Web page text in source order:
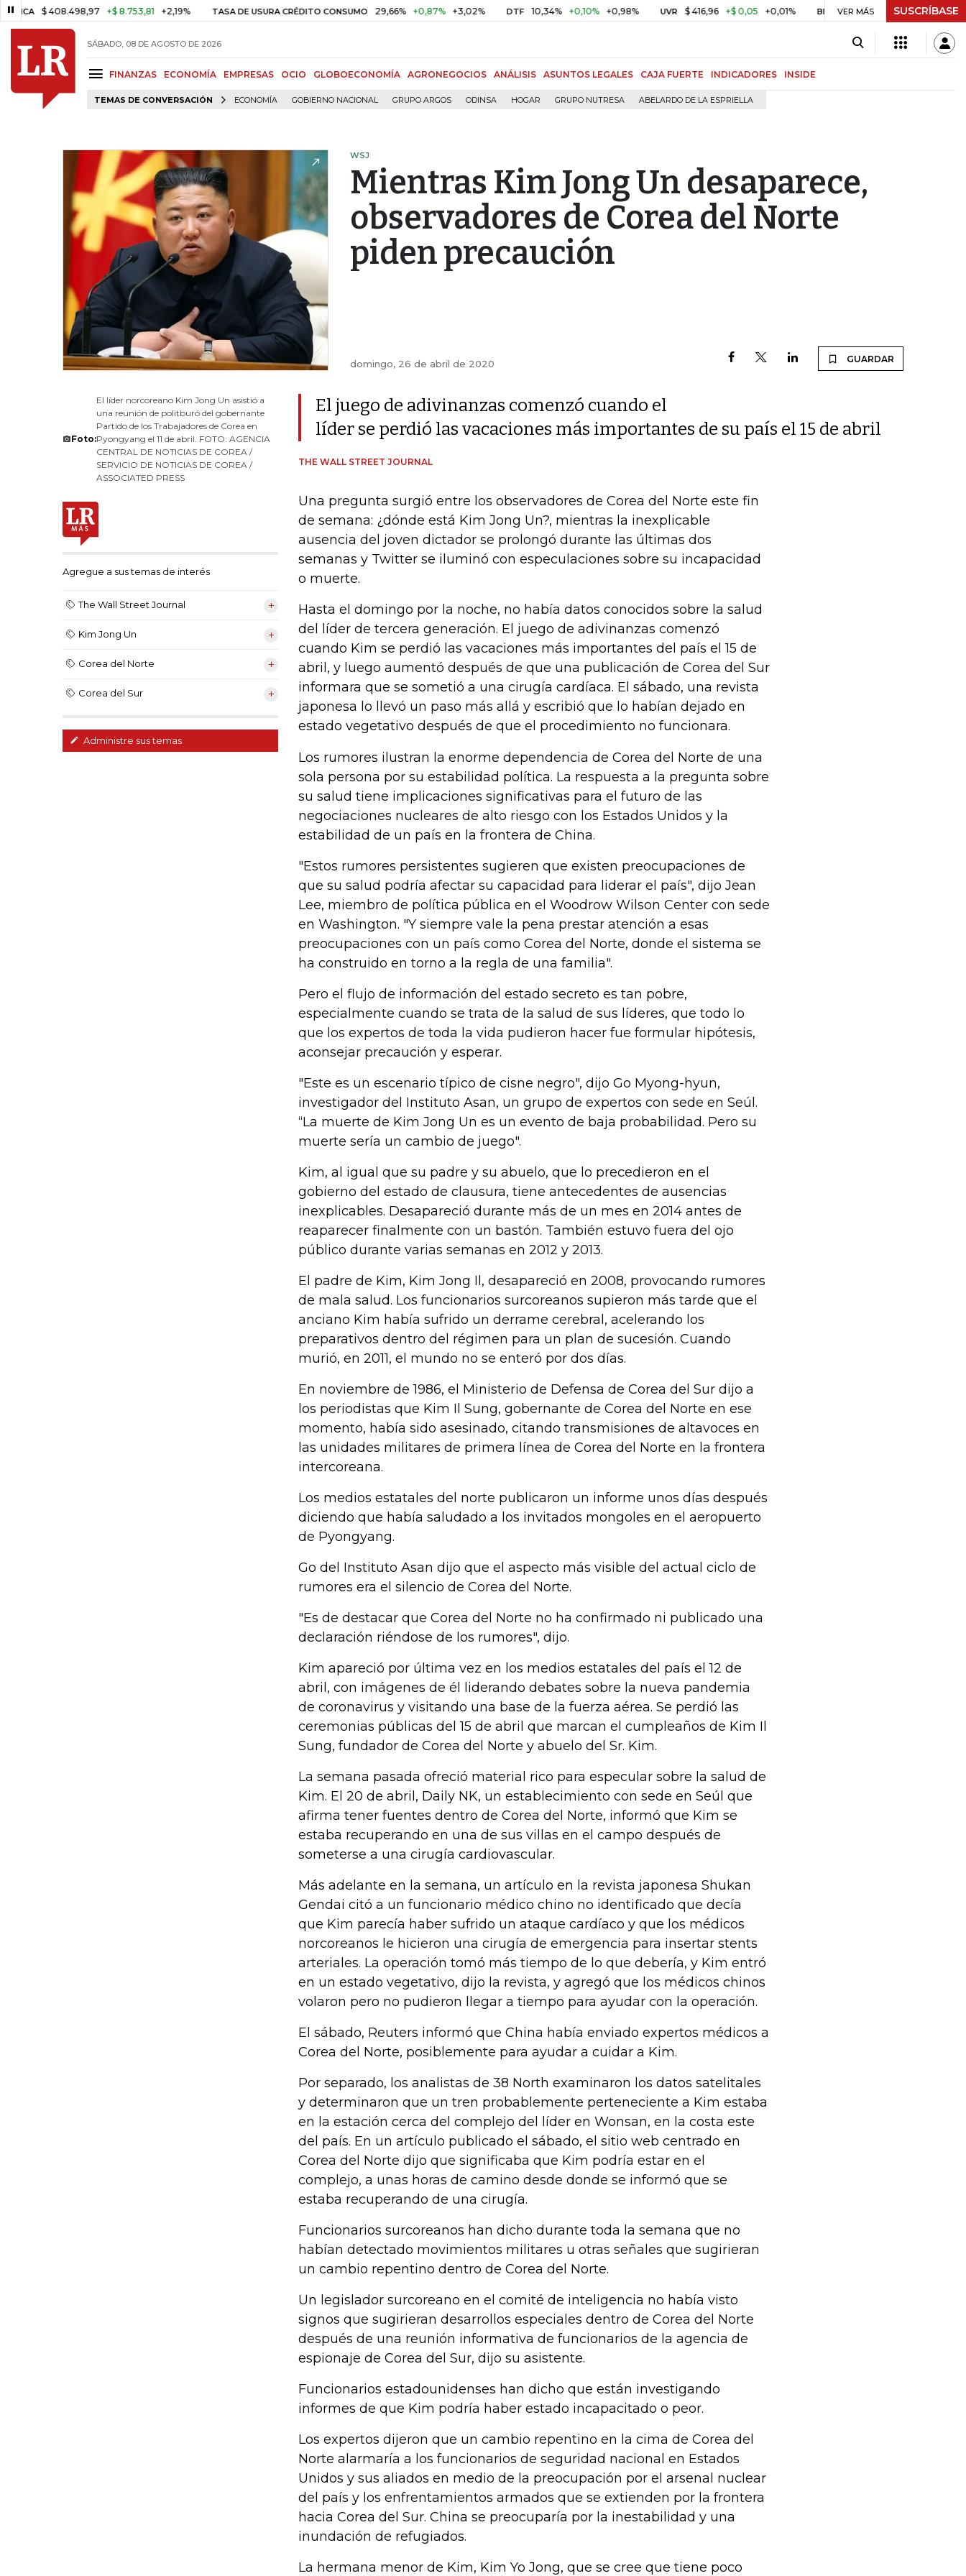
$ 408.498,97 +$ 8.753,81 +2,19% TASA DE USURA CRÉDITO CONSUMO 29,66% +0,87% +3,02% DTF 10,34% +0,10% +0,98% UVR $ 416,96 +$ 0,05 +0,01% BITCOIN US$ 64.442,80 -US$ 525,60 -
VER MÁS SUSCRÍBASE
SÁBADO, 08 DE AGOSTO DE 2026
FINANZAS ECONOMÍA EMPRESAS OCIO GLOBOECONOMÍA AGRONEGOCIOS ANÁLISIS ASUNTOS LEGALES CAJA FUERTE INDICADORES INSIDE
TEMAS DE CONVERSACIÓN ECONOMÍA GOBIERNO NACIONAL GRUPO ARGOS ODINSA HOGAR GRUPO NUTRESA ABELARDO DE LA ESPRIELLA
WSJ
Mientras Kim Jong Un desaparece,
observadores de Corea del Norte
piden precaución
domingo, 26 de abril de 2020 GUARDAR
Foto:
El líder norcoreano Kim Jong Un asistió a
una reunión de politburó del gobernante
Partido de los Trabajadores de Corea en
Pyongyang el 11 de abril. FOTO: AGENCIA
CENTRAL DE NOTICIAS DE COREA /
SERVICIO DE NOTICIAS DE COREA /
ASSOCIATED PRESS
Agregue a sus temas de interés
The Wall Street Journal
Kim Jong Un
Corea del Norte
Corea del Sur
Administre sus temas
El juego de adivinanzas comenzó cuando el
líder se perdió las vacaciones más importantes de su país el 15 de abril
THE WALL STREET JOURNAL
Una pregunta surgió entre los observadores de Corea del Norte este fin
de semana: ¿dónde está Kim Jong Un?, mientras la inexplicable
ausencia del joven dictador se prolongó durante las últimas dos
semanas y Twitter se iluminó con especulaciones sobre su incapacidad
o muerte.
Hasta el domingo por la noche, no había datos conocidos sobre la salud
del líder de tercera generación. El juego de adivinanzas comenzó
cuando Kim se perdió las vacaciones más importantes del país el 15 de
abril, y luego aumentó después de que una publicación de Corea del Sur
informara que se sometió a una cirugía cardíaca. El sábado, una revista
japonesa lo llevó un paso más allá y escribió que lo habían dejado en
estado vegetativo después de que el procedimiento no funcionara.
Los rumores ilustran la enorme dependencia de Corea del Norte de una
sola persona por su estabilidad política. La respuesta a la pregunta sobre
su salud tiene implicaciones significativas para el futuro de las
negociaciones nucleares de alto riesgo con los Estados Unidos y la
estabilidad de un país en la frontera de China.
"Estos rumores persistentes sugieren que existen preocupaciones de
que su salud podría afectar su capacidad para liderar el país", dijo Jean
Lee, miembro de política pública en el Woodrow Wilson Center con sede
en Washington. "Y siempre vale la pena prestar atención a esas
preocupaciones con un país como Corea del Norte, donde el sistema se
ha construido en torno a la regla de una familia".
Pero el flujo de información del estado secreto es tan pobre,
especialmente cuando se trata de la salud de sus líderes, que todo lo
que los expertos de toda la vida pudieron hacer fue formular hipótesis,
aconsejar precaución y esperar.
"Este es un escenario típico de cisne negro", dijo Go Myong-hyun,
investigador del Instituto Asan, un grupo de expertos con sede en Seúl.
“La muerte de Kim Jong Un es un evento de baja probabilidad. Pero su
muerte sería un cambio de juego".
Kim, al igual que su padre y su abuelo, que lo precedieron en el
gobierno del estado de clausura, tiene antecedentes de ausencias
inexplicables. Desapareció durante más de un mes en 2014 antes de
reaparecer finalmente con un bastón. También estuvo fuera del ojo
público durante varias semanas en 2012 y 2013.
El padre de Kim, Kim Jong Il, desapareció en 2008, provocando rumores
de mala salud. Los funcionarios surcoreanos supieron más tarde que el
anciano Kim había sufrido un derrame cerebral, acelerando los
preparativos dentro del régimen para un plan de sucesión. Cuando
murió, en 2011, el mundo no se enteró por dos días.
En noviembre de 1986, el Ministerio de Defensa de Corea del Sur dijo a
los periodistas que Kim Il Sung, gobernante de Corea del Norte en ese
momento, había sido asesinado, citando transmisiones de altavoces en
las unidades militares de primera línea de Corea del Norte en la frontera
intercoreana.
Los medios estatales del norte publicaron un informe unos días después
diciendo que había saludado a los invitados mongoles en el aeropuerto
de Pyongyang.
Go del Instituto Asan dijo que el aspecto más visible del actual ciclo de
rumores era el silencio de Corea del Norte.
"Es de destacar que Corea del Norte no ha confirmado ni publicado una
declaración riéndose de los rumores", dijo.
Kim apareció por última vez en los medios estatales del país el 12 de
abril, con imágenes de él liderando debates sobre la nueva pandemia
de coronavirus y visitando una base de la fuerza aérea. Se perdió las
ceremonias públicas del 15 de abril que marcan el cumpleaños de Kim Il
Sung, fundador de Corea del Norte y abuelo del Sr. Kim.
La semana pasada ofreció material rico para especular sobre la salud de
Kim. El 20 de abril, Daily NK, un establecimiento con sede en Seúl que
afirma tener fuentes dentro de Corea del Norte, informó que Kim se
estaba recuperando en una de sus villas en el campo después de
someterse a una cirugía cardiovascular.
Más adelante en la semana, un artículo en la revista japonesa Shukan
Gendai citó a un funcionario médico chino no identificado que decía
que Kim parecía haber sufrido un ataque cardíaco y que los médicos
norcoreanos le hicieron una cirugía de emergencia para insertar stents
arteriales. La operación tomó más tiempo de lo que debería, y Kim entró
en un estado vegetativo, dijo la revista, y agregó que los médicos chinos
volaron pero no pudieron llegar a tiempo para ayudar con la operación.
El sábado, Reuters informó que China había enviado expertos médicos a
Corea del Norte, posiblemente para ayudar a cuidar a Kim.
Por separado, los analistas de 38 North examinaron los datos satelitales
y determinaron que un tren probablemente perteneciente a Kim estaba
en la estación cerca del complejo del líder en Wonsan, en la costa este
del país. En un artículo publicado el sábado, el sitio web centrado en
Corea del Norte dijo que significaba que Kim podría estar en el
complejo, a unas horas de camino desde donde se informó que se
estaba recuperando de una cirugía.
Funcionarios surcoreanos han dicho durante toda la semana que no
habían detectado movimientos militares u otras señales que sugirieran
un cambio repentino dentro de Corea del Norte.
Un legislador surcoreano en el comité de inteligencia no había visto
signos que sugirieran desarrollos especiales dentro de Corea del Norte
después de una reunión informativa de funcionarios de la agencia de
espionaje de Corea del Sur, dijo su asistente.
Funcionarios estadounidenses han dicho que están investigando
informes de que Kim podría haber estado incapacitado o peor.
Los expertos dijeron que un cambio repentino en la cima de Corea del
Norte alarmaría a los funcionarios de seguridad nacional en Estados
Unidos y sus aliados en medio de la preocupación por el arsenal nuclear
del país y los enfrentamientos armados que se extienden por la frontera
hacia Corea del Sur. China se preocuparía por la inestabilidad y una
inundación de refugiados.
La hermana menor de Kim, Kim Yo Jong, que se cree que tiene poco